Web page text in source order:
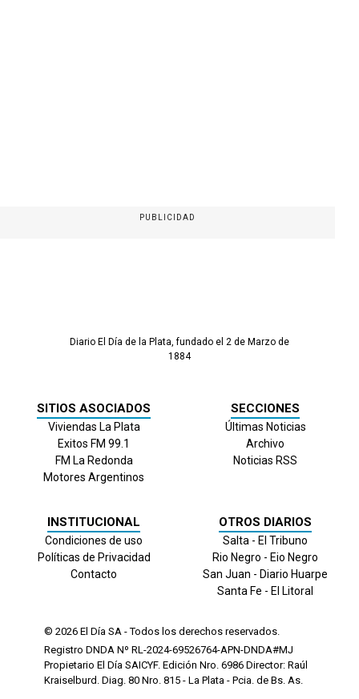
PUBLICIDAD
Diario El Día de la Plata, fundado el 2 de Marzo de
1884
SITIOS ASOCIADOS
Viviendas La Plata
Exitos FM 99.1
FM La Redonda
Motores Argentinos
SECCIONES
Últimas Noticias
Archivo
Noticias RSS
INSTITUCIONAL
Condiciones de uso
Políticas de Privacidad
Contacto
OTROS DIARIOS
Salta - El Tribuno
Rio Negro - Eio Negro
San Juan - Diario Huarpe
Santa Fe - El Litoral
© 2026 El Día SA - Todos los derechos reservados.
Registro DNDA Nº RL-2024-69526764-APN-DNDA#MJ
Propietario El Día SAICYF. Edición Nro. 6986 Director: Raúl
Kraiselburd. Diag. 80 Nro. 815 - La Plata - Pcia. de Bs. As.